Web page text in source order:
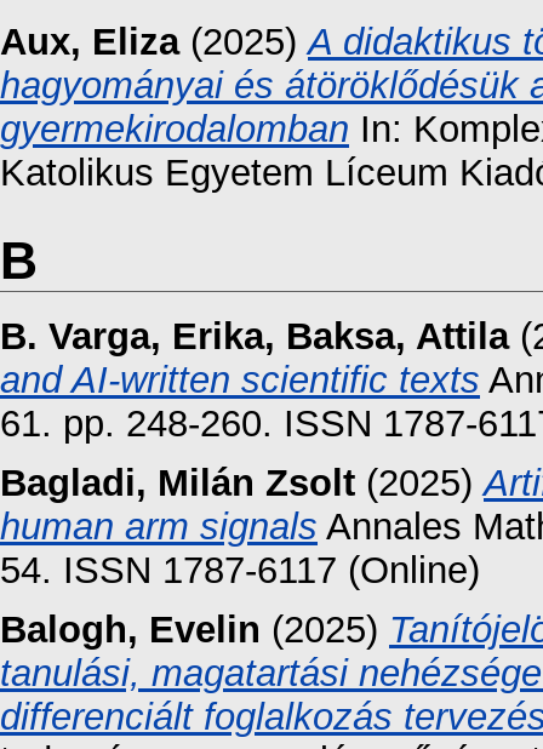
Aux, Eliza(2025)A didaktikus
hagyományai és átöröklődésük
gyermekirodalomban In:
Katolikus Egyetem Líceum
B
B. Varga, Erika, Baksa, Attila
and AI-written scientific texts
61. pp. 248-260. ISSN 1787-
Bagladi, Milán Zsolt (2025)
human arm signals Annales
54. ISSN 1787-6117 (Online)
Balogh, Evelin (2025)
tanulási, magatartási
differenciált foglalkozás